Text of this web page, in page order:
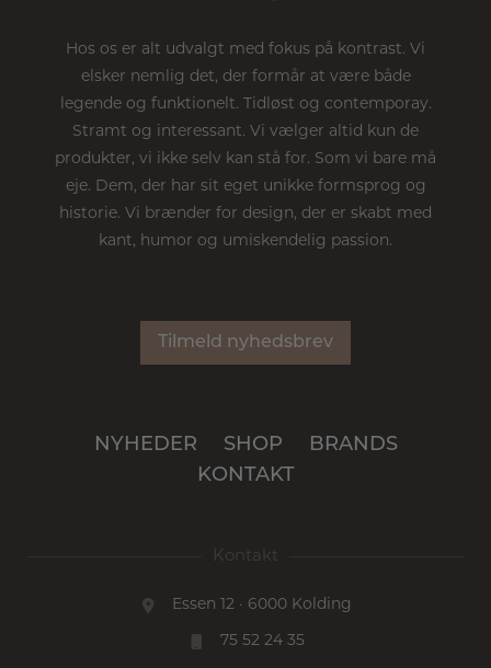
Hos os er alt udvalgt med fokus på kontrast. Vi
elsker nemlig det, der formår at være både
legende og funktionelt. Tidløst og contemporay.
Stramt og interessant. Vi vælger altid kun de
produkter, vi ikke selv kan stå for. Som vi bare må
eje. Dem, der har sit eget unikke formsprog og
historie. Vi brænder for design, der er skabt med
kant, humor og umiskendelig passion.
Tilmeld nyhedsbrev
NYHEDER SHOP
BRANDS
KONTAKT
Kontakt
Essen 12 · 6000 Kolding
75 52 24 35